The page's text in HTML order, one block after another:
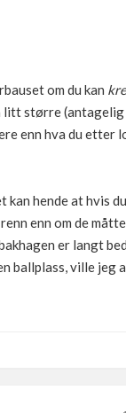
om du kan
litt større (antagelig
enn hva du etter
hende at hvis
enn om de
er langt
ballplass, ville jeg